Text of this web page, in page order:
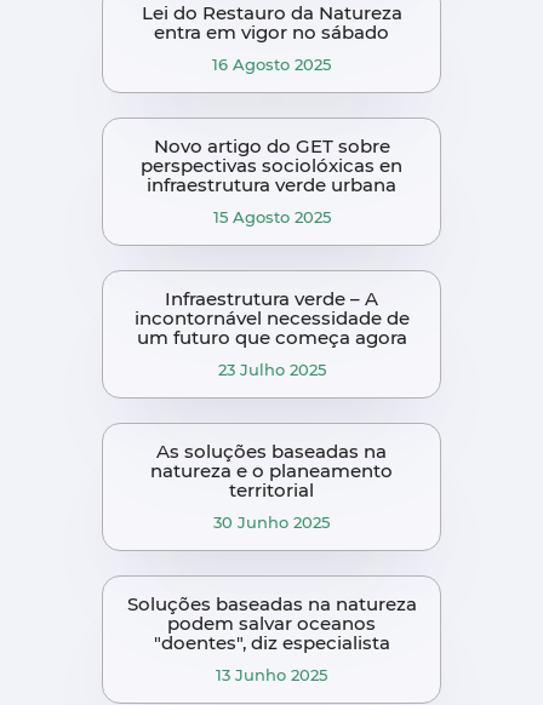
Lei do Restauro da Natureza
entra em vigor no sábado
16 Agosto 2025
Novo artigo do GET sobre
perspectivas sociolóxicas en
infraestrutura verde urbana
15 Agosto 2025
Infraestrutura verde – A
incontornável necessidade de
um futuro que começa agora
23 Julho 2025
As soluções baseadas na
natureza e o planeamento
territorial
30 Junho 2025
Soluções baseadas na natureza
podem salvar oceanos
"doentes", diz especialista
13 Junho 2025